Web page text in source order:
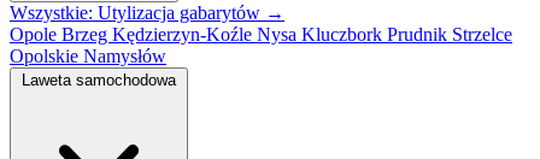
Wszystkie: Utylizacja gabarytów →
Opole Brzeg Kędzierzyn-Koźle Nysa Kluczbork Prudnik Strzelce
Opolskie Namysłów
Laweta samochodowa